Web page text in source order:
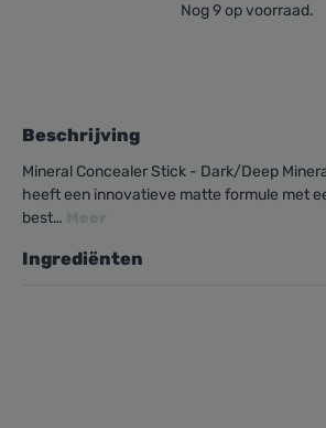
Nog 9 op voorraad.
Beschrijving
Mineral Concealer Stick - Dark/Deep
heeft een innovatieve matte formule met
best…
Ingrediënten